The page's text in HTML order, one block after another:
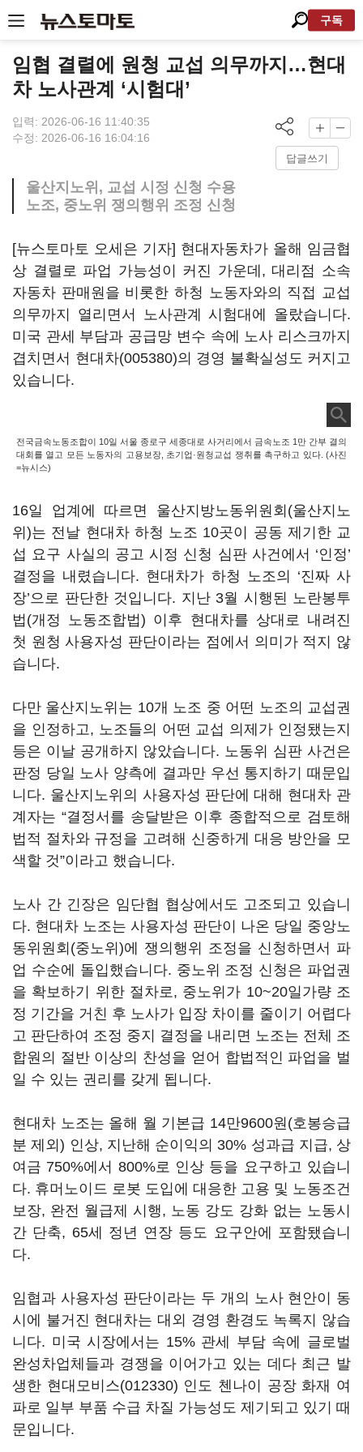
구독
임협 결렬에 원청 교섭 의무까지…현대
차 노사관계 ‘시험대’
입력: 2026-06-16 11:40:35
수정: 2026-06-16 16:04:16
답글쓰기
울산지노위, 교섭 시정 신청 수용
노조, 중노위 쟁의행위 조정 신청
[뉴스토마토 오세은 기자] 현대자동차가 올해 임금협
상 결렬로 파업 가능성이 커진 가운데, 대리점 소속
자동차 판매원을 비롯한 하청 노동자와의 직접 교섭
의무까지 열리면서 노사관계 시험대에 올랐습니다.
미국 관세 부담과 공급망 변수 속에 노사 리스크까지
겹치면서 현대차(005380)의 경영 불확실성도 커지고
있습니다.
전국금속노동조합이 10일 서울 종로구 세종대로 사거리에서 금속노조 1만 간부 결의
대회를 열고 모든 노동자의 고용보장, 초기업·원청교섭 쟁취를 촉구하고 있다. (사진
=뉴시스)
16일 업계에 따르면 울산지방노동위원회(울산지노
위)는 전날 현대차 하청 노조 10곳이 공동 제기한 교
섭 요구 사실의 공고 시정 신청 심판 사건에서 ‘인정’
결정을 내렸습니다. 현대차가 하청 노조의 ‘진짜 사
장’으로 판단한 것입니다. 지난 3월 시행된 노란봉투
법(개정 노동조합법) 이후 현대차를 상대로 내려진
첫 원청 사용자성 판단이라는 점에서 의미가 적지 않
습니다.
다만 울산지노위는 10개 노조 중 어떤 노조의 교섭권
을 인정하고, 노조들의 어떤 교섭 의제가 인정됐는지
등은 이날 공개하지 않았습니다. 노동위 심판 사건은
판정 당일 노사 양측에 결과만 우선 통지하기 때문입
니다. 울산지노위의 사용자성 판단에 대해 현대차 관
계자는 “결정서를 송달받은 이후 종합적으로 검토해
법적 절차와 규정을 고려해 신중하게 대응 방안을 모
색할 것”이라고 했습니다.
노사 간 긴장은 임단협 협상에서도 고조되고 있습니
다. 현대차 노조는 사용자성 판단이 나온 당일 중앙노
동위원회(중노위)에 쟁의행위 조정을 신청하면서 파
업 수순에 돌입했습니다. 중노위 조정 신청은 파업권
을 확보하기 위한 절차로, 중노위가 10~20일가량 조
정 기간을 거친 후 노사가 입장 차이를 줄이기 어렵다
고 판단하여 조정 중지 결정을 내리면 노조는 전체 조
합원의 절반 이상의 찬성을 얻어 합법적인 파업을 벌
일 수 있는 권리를 갖게 됩니다.
현대차 노조는 올해 월 기본급 14만9600원(호봉승급
분 제외) 인상, 지난해 순이익의 30% 성과급 지급, 상
여금 750%에서 800%로 인상 등을 요구하고 있습니
다. 휴머노이드 로봇 도입에 대응한 고용 및 노동조건
보장, 완전 월급제 시행, 노동 강도 강화 없는 노동시
간 단축, 65세 정년 연장 등도 요구안에 포함됐습니
다.
임협과 사용자성 판단이라는 두 개의 노사 현안이 동
시에 불거진 현대차는 대외 경영 환경도 녹록지 않습
니다. 미국 시장에서는 15% 관세 부담 속에 글로벌
완성차업체들과 경쟁을 이어가고 있는 데다 최근 발
생한 현대모비스(012330) 인도 첸나이 공장 화재 여
파로 일부 부품 수급 차질 가능성도 제기되고 있기 때
문입니다.